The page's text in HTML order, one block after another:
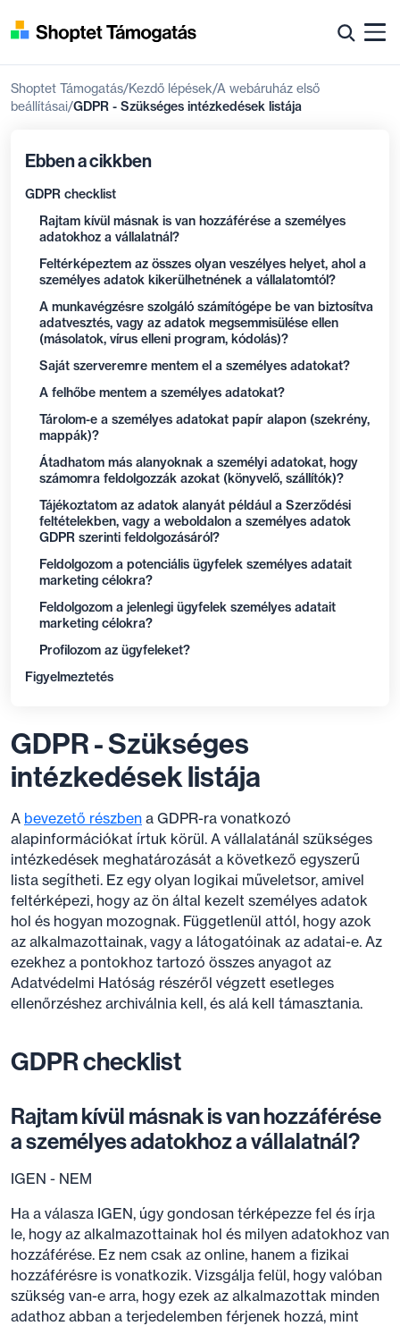
Shoptet Támogatás Kezdő lépések A webáruház első
beállításai GDPR - Szükséges intézkedések listája
Ebben a cikkben
GDPR checklist
Rajtam kívül másnak is van hozzáférése a személyes
adatokhoz a vállalatnál?
Feltérképeztem az összes olyan veszélyes helyet, ahol a
személyes adatok kikerülhetnének a vállalatomtól?
A munkavégzésre szolgáló számítógépe be van biztosítva
adatvesztés, vagy az adatok megsemmisülése ellen
(másolatok, vírus elleni program, kódolás)?
Saját szerveremre mentem el a személyes adatokat?
A felhőbe mentem a személyes adatokat?
Tárolom-e a személyes adatokat papír alapon (szekrény,
mappák)?
Átadhatom más alanyoknak a személyi adatokat, hogy
számomra feldolgozzák azokat (könyvelő, szállítók)?
Tájékoztatom az adatok alanyát például a Szerződési
feltételekben, vagy a weboldalon a személyes adatok
GDPR szerinti feldolgozásáról?
Feldolgozom a potenciális ügyfelek személyes adatait
marketing célokra?
Feldolgozom a jelenlegi ügyfelek személyes adatait
marketing célokra?
Profilozom az ügyfeleket?
Figyelmeztetés
GDPR - Szükséges
intézkedések listája
A bevezető részben a GDPR-ra vonatkozó
alapinformációkat írtuk körül. A vállalatánál szükséges
intézkedések meghatározását a következő egyszerű
lista segítheti. Ez egy olyan logikai műveletsor, amivel
feltérképezi, hogy az ön által kezelt személyes adatok
hol és hogyan mozognak. Függetlenül attól, hogy azok
az alkalmazottainak, vagy a látogatóinak az adatai-e. Az
ezekhez a pontokhoz tartozó összes anyagot az
Adatvédelmi Hatóság részéről végzett esetleges
ellenőrzéshez archiválnia kell, és alá kell támasztania.
GDPR checklist
Rajtam kívül másnak is van hozzáférése
a személyes adatokhoz a vállalatnál?
IGEN - NEM
Ha a válasza IGEN, úgy gondosan térképezze fel és írja
le, hogy az alkalmazottainak hol és milyen adatokhoz van
hozzáférése. Ez nem csak az online, hanem a fizikai
hozzáférésre is vonatkozik. Vizsgálja felül, hogy valóban
szükség van-e arra, hogy ezek az alkalmazottak minden
adathoz abban a terjedelemben férjenek hozzá, mint